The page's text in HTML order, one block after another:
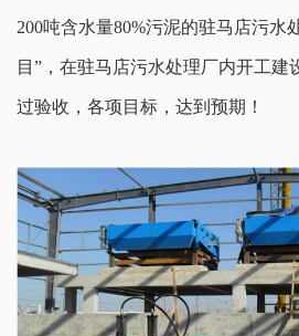
200吨含水量80%污泥的驻马店污水
目”，在驻马店污水处理厂内开工建
过验收，各项目标，达到预期！